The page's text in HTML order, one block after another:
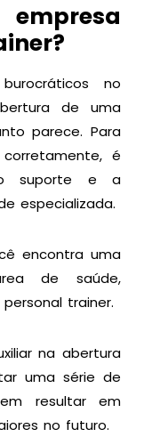
no
de uma
parece. Para
é
o suporte e a
especializada.
encontra uma
de saúde,
trainer.
na abertura
uma série de
resultar em
no futuro.